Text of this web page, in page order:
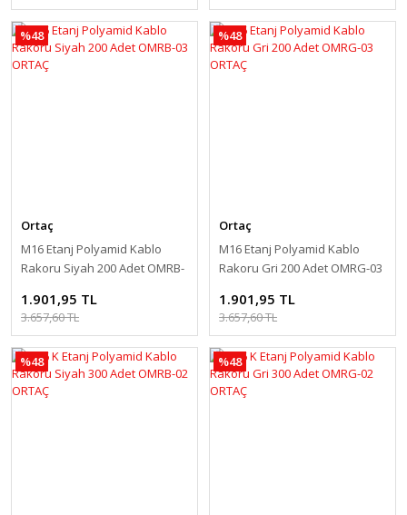
%48
Ortaç
M16 Etanj Polyamid Kablo
Rakoru Siyah 200 Adet OMRB-
1.901,95 TL
3.657,60 TL
%48
Ortaç
M16 Etanj Polyamid Kablo
Rakoru Gri 200 Adet OMRG-03
1.901,95 TL
3.657,60 TL
%48 %48